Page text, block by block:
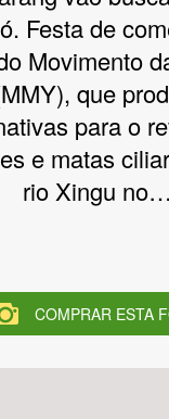
Festa de
Movimento
que
para o
e matas
rio Xingu no…
COMPRAR ESTA